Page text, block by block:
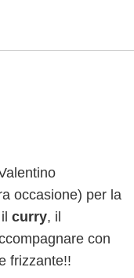
occasione) per la
curry, il
con
frizzante!!